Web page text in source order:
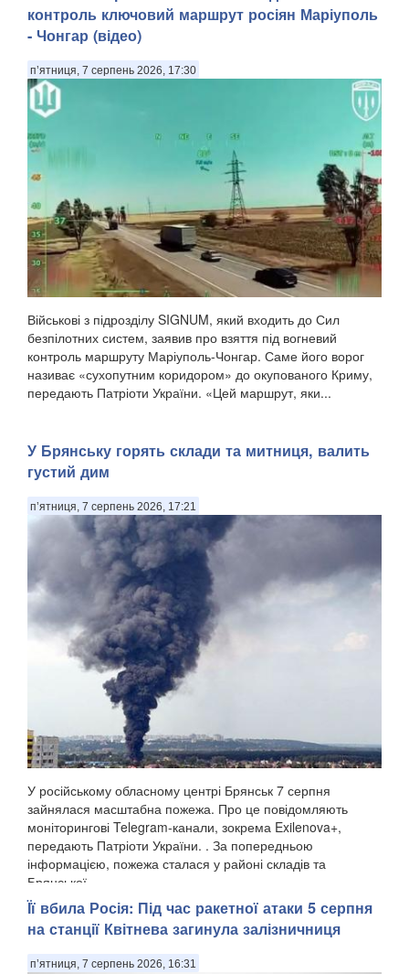
контроль ключовий маршрут росіян Маріуполь
- Чонгар (відео)
п’ятниця, 7 серпень 2026, 17:30
Військові з підрозділу SIGNUM, який входить до Сил
безпілотних систем, заявив про взяття під вогневий
контроль маршруту Маріуполь-Чонгар. Саме його ворог
називає «сухопутним коридором» до окупованого Криму,
передають Патріоти України. «Цей маршрут, яки...
​У Брянську горять склади та митниця, валить
густий дим
п’ятниця, 7 серпень 2026, 17:21
У російському обласному центрі Брянськ 7 серпня
зайнялася масштабна пожежа. Про це повідомляють
моніторингові Telegram-канали, зокрема Exilenova+,
передають Патріоти України. . За попередньою
інформацією, пожежа сталася у районі складів та
Брянської ...
Її вбила Росія: Під час ракетної атаки 5 серпня
на станції Квітнева загинула залізничниця
п’ятниця, 7 серпень 2026, 16:31